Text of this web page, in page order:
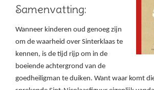
Samenvatting:
Wanneer kinderen oud genoeg zijn
om de waarheid over Sinterklaas te
kennen, is de tijd rijp om in de
boeiende achtergrond van de
goedheiligman te duiken. Want waar komt